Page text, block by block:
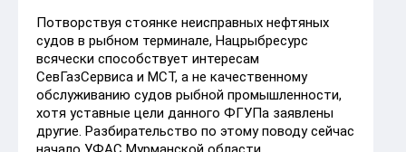
Потворствуя стоянке неисправных нефтяных
судов в рыбном терминале, Нацрыбресурс
всячески способствует интересам
СевГазСервиса и МСТ, а не качественному
обслуживанию судов рыбной промышленности,
хотя уставные цели данного ФГУПа заявлены
другие. Разбирательство по этому поводу сейчас